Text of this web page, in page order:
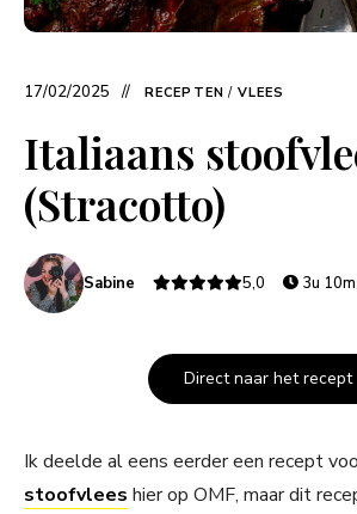
17/02/2025 RECEPTEN / VLEES
Italiaans
(Stracotto)
Sabine 5,0 3u 10m
Direct naar het recept
Ik deelde al eens eerder een recept
stoofvlees hier op OMF, maar dit